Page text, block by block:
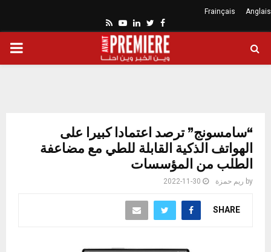
Anglais
Frainçais
Facebook
Twitter
Linkedin
Youtube
Rss
“سامسونج” ترصد اعتمادا كبيرا على
الهواتف الذكية القابلة للطي مع مضاعفة
الطلب من المؤسسات
by ريم حمزة 2022-11-30
SHARE